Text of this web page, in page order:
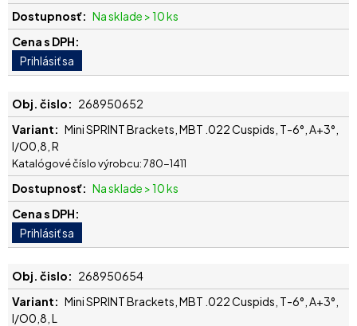
Na sklade > 10 ks
268950652
Mini SPRINT Brackets, MBT .022 Cuspids, T-6°, A+3°,
I/O0,8, R
Katalógové číslo výrobcu: 780-1411
Na sklade > 10 ks
268950654
Mini SPRINT Brackets, MBT .022 Cuspids, T-6°, A+3°,
I/O0,8, L